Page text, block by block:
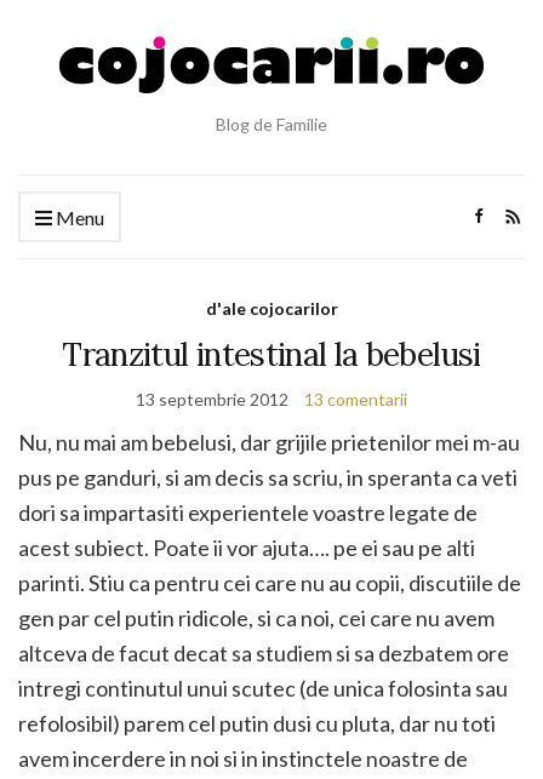
Blog de Familie
Menu
d'ale cojocarilor
Tranzitul intestinal la bebelusi
13 septembrie 2012 13 comentarii
Nu, nu mai am bebelusi, dar grijile prietenilor mei m-au
pus pe ganduri, si am decis sa scriu, in speranta ca veti
dori sa impartasiti experientele voastre legate de
acest subiect. Poate ii vor ajuta…. pe ei sau pe alti
parinti. Stiu ca pentru cei care nu au copii, discutiile de
gen par cel putin ridicole, si ca noi, cei care nu avem
altceva de facut decat sa studiem si sa dezbatem ore
intregi continutul unui scutec (de unica folosinta sau
refolosibil) parem cel putin dusi cu pluta, dar nu toti
avem incerdere in noi si in instinctele noastre de